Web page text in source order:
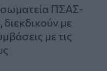
σωματεία ΠΣΑΣ-
με
με τις